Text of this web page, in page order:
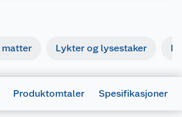
matter Lykter og lysestaker
Produktomtaler Spesifikasjoner